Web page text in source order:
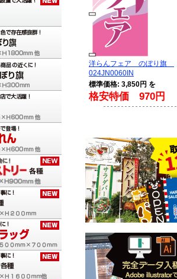
洋らんフェア のぼり旗
024JN0060IN
標準価格: 3,850円 を
格安特価 970円